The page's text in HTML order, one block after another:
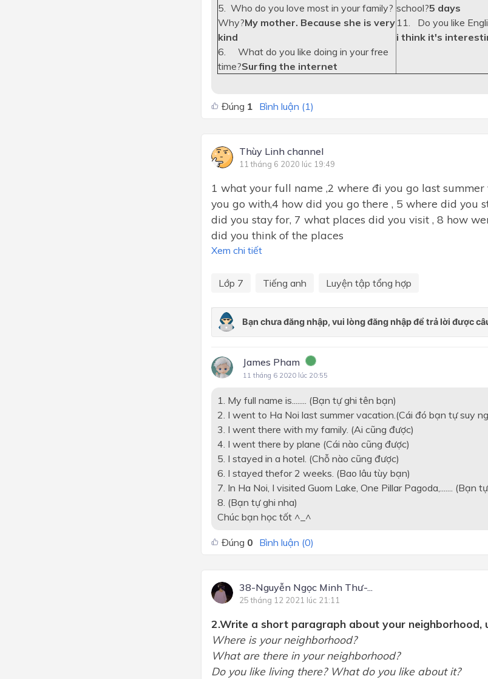
5. Who do you love most in your family?
Why?My mother. Because she is very
kind
6. What do you like doing in your free
time?Surfing the internet
school?5 days
11. Do you like
i think it's
Đúng 1 Bình luận (1)
Thùy Linh channel
11 tháng 6 2020 lúc 19:49
1 what your full name ,2 where đi you go last
you go with,4 how did you go there , 5 where did you
did you stay for, 7 what places did you visit , 8 how
did you think of the places
Xem chi tiết
Lớp 7 Tiếng anh Luyện tập tổng hợp
James Pham
11 tháng 6 2020 lúc 20:55
1. My full name is........ (Bạn tự ghi tên bạn)
2. I went to Ha Noi last summer vacation.(Cái đó bạn tự suy
3. I went there with my family. (Ai cũng được)
4. I went there by plane (Cái nào cũng được)
5. I stayed in a hotel. (Chỗ nào cũng được)
6. I stayed thefor 2 weeks. (Bao lâu tùy bạn)
7. In Ha Noi, I visited Guom Lake, One Pillar Pagoda,....... (Bạn
8. (Bạn tự ghi nha)
Chúc bạn học tốt ^_^
Đúng 0 Bình luận (0)
38-Nguyễn Ngọc Minh Thư-...
25 tháng 12 2021 lúc 21:11
2.Write a short paragraph about your neighborhood,
Where is your neighborhood?
What are there in your neighborhood?
Do you like living there? What do you like about it?